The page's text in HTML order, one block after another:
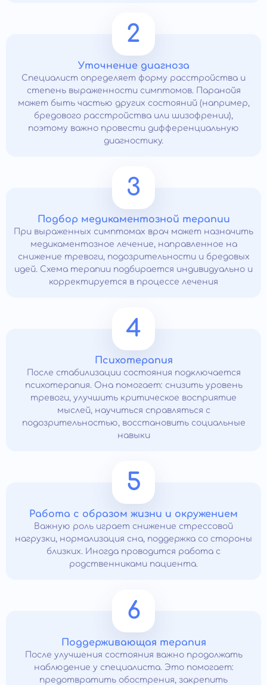
2
Уточнение диагноза
Специалист определяет форму расстройства и
степень выраженности симптомов. Паранойя
может быть частью других состояний (например,
бредового расстройства или шизофрении),
поэтому важно провести дифференциальную
диагностику.
3
Подбор медикаментозной терапии
При выраженных симптомах врач может назначить
медикаментозное лечение, направленное на
снижение тревоги, подозрительности и бредовых
идей. Схема терапии подбирается индивидуально и
корректируется в процессе лечения
4
Психотерапия
После стабилизации состояния подключается
психотерапия. Она помогает: снизить уровень
тревоги, улучшить критическое восприятие
мыслей, научиться справляться с
подозрительностью, восстановить социальные
навыки
5
Работа с образом жизни и окружением
Важную роль играет снижение стрессовой
нагрузки, нормализация сна, поддержка со стороны
близких. Иногда проводится работа с
родственниками пациента.
6
Поддерживающая терапия
После улучшения состояния важно продолжать
наблюдение у специалиста. Это помогает:
предотвратить обострения, закрепить